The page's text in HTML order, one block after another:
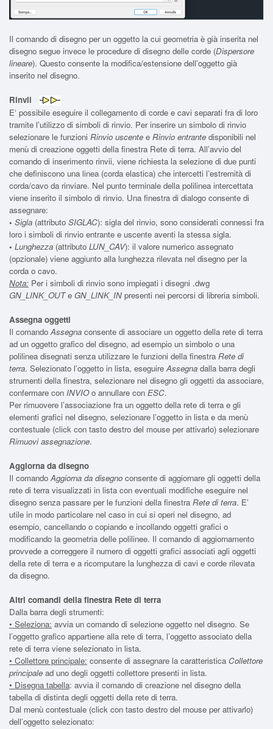
Il comando di disegno per un oggetto la cui geometria è già inserita nel
disegno segue invece le procedure di disegno delle corde (Dispersore
lineare). Questo consente la modifica/estensione dell’oggetto già
inserito nel disegno.
Rinvii
E‘ possibile eseguire il collegamento di corde e cavi separati fra di loro
tramite l’utilizzo di simboli di rinvio. Per inserire un simbolo di rinvio
selezionare le funzioni Rinvio uscente e Rinvio entrante disponibili nel
menù di creazione oggetti della finestra Rete di terra. All’avvio del
comando di inserimento rinvii, viene richiesta la selezione di due punti
che definiscono una linea (corda elastica) che intercetti l’estremità di
corda/cavo da rinviare. Nel punto terminale della polilinea intercettata
viene inserito il simbolo di rinvio. Una finestra di dialogo consente di
assegnare:
• Sigla (attributo SIGLAC): sigla del rinvio, sono considerati connessi fra
loro i simboli di rinvio entrante e uscente aventi la stessa sigla.
• Lunghezza (attributo LUN_CAV): il valore numerico assegnato
(opzionale) viene aggiunto alla lunghezza rilevata nel disegno per la
corda o cavo.
Nota: Per i simboli di rinvio sono impiegati i disegni .dwg
GN_LINK_OUTe GN_LINK_IN presenti nei percorsi di libreria simboli.
Assegna oggetti
Il comandoAssegna consente di associare un oggetto della rete di terra
ad un oggetto grafico del disegno, ad esempio un simbolo o una
polilinea disegnati senza utilizzare le funzioni della finestra Rete di
terra. Selezionato l’oggetto in lista, eseguireAssegna dalla barra degli
strumenti della finestra, selezionare nel disegno gli oggetti da associare,
confermare con INVIOo annullare con ESC.
Per rimuovere l’associazione fra un oggetto della rete di terra e gli
elementi grafici nel disegno, selezionare l’oggetto in lista e da menù
contestuale (click con tasto destro del mouse per attivarlo) selezionare
Rimuovi assegnazione.
Aggiorna da disegno
Il comandoAggiorna da disegno consente di aggiornare gli oggetti della
rete di terra visualizzati in lista con eventuali modifiche eseguire nel
disegno senza passare per le funzioni della finestra Rete di terra. E’
utile in modo particolare nel caso in cui si operi nel disegno, ad
esempio, cancellando o copiando e incollando oggetti grafici o
modificando la geometria delle polilinee. Il comando di aggiornamento
provvede a correggere il numero di oggetti grafici associati agli oggetti
della rete di terra e a ricomputare la lunghezza di cavi e corde rilevata
da disegno.
Altri comandi della finestra Rete di terra
Dalla barra degli strumenti:
• Seleziona: avvia un comando di selezione oggetto nel disegno. Se
l’oggetto grafico appartiene alla rete di terra, l’oggetto associato della
rete di terra viene selezionato in lista.
• Collettore principale: consente di assegnare la caratteristica Collettore
principale ad uno degli oggetti collettore presenti in lista.
• Disegna tabella: avvia il comando di creazione nel disegno della
tabella di distinta degli oggetti della rete di terra.
Dal menù contestuale (click con tasto destro del mouse per attivarlo)
dell’oggetto selezionato: